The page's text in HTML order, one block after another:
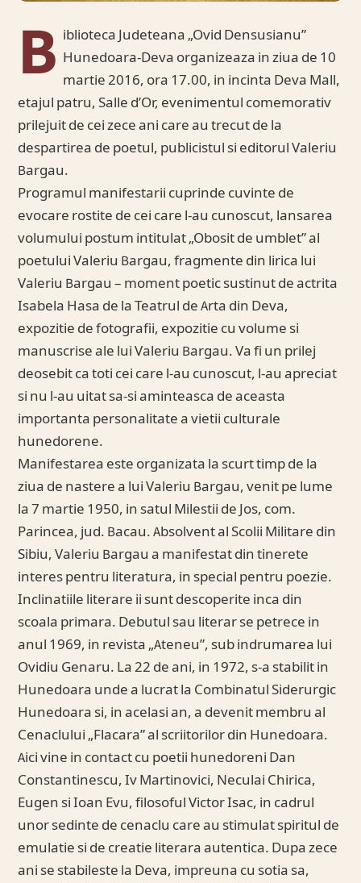
B iblioteca Judeteana „Ovid Densusianu”
Hunedoara-Deva organizeaza in ziua de 10
martie 2016, ora 17.00, in incinta Deva Mall,
etajul patru, Salle d’Or, evenimentul comemorativ
prilejuit de cei zece ani care au trecut de la
despartirea de poetul, publicistul si editorul Valeriu
Bargau.
Programul manifestarii cuprinde cuvinte de
evocare rostite de cei care l-au cunoscut, lansarea
volumului postum intitulat „Obosit de umblet” al
poetului Valeriu Bargau, fragmente din lirica lui
Valeriu Bargau – moment poetic sustinut de actrita
Isabela Hasa de la Teatrul de Arta din Deva,
expozitie de fotografii, expozitie cu volume si
manuscrise ale lui Valeriu Bargau. Va fi un prilej
deosebit ca toti cei care l-au cunoscut, l-au apreciat
si nu l-au uitat sa-si aminteasca de aceasta
importanta personalitate a vietii culturale
hunedorene.
Manifestarea este organizata la scurt timp de la
ziua de nastere a lui Valeriu Bargau, venit pe lume
la 7 martie 1950, in satul Milestii de Jos, com.
Parincea, jud. Bacau. Absolvent al Scolii Militare din
Sibiu, Valeriu Bargau a manifestat din tinerete
interes pentru literatura, in special pentru poezie.
Inclinatiile literare ii sunt descoperite inca din
scoala primara. Debutul sau literar se petrece in
anul 1969, in revista „Ateneu”, sub indrumarea lui
Ovidiu Genaru. La 22 de ani, in 1972, s-a stabilit in
Hunedoara unde a lucrat la Combinatul Siderurgic
Hunedoara si, in acelasi an, a devenit membru al
Cenaclului „Flacara” al scriitorilor din Hunedoara.
Aici vine in contact cu poetii hunedoreni Dan
Constantinescu, Iv Martinovici, Neculai Chirica,
Eugen si Ioan Evu, filosoful Victor Isac, in cadrul
unor sedinte de cenaclu care au stimulat spiritul de
emulatie si de creatie literara autentica. Dupa zece
ani se stabileste la Deva, impreuna cu sotia sa,